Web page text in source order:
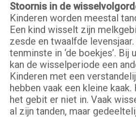
Stoornis in de
Kinderen worden meestal
Een kind wisselt zijn
zesde en twaalfde
tenminste in ‘de boekjes’.
kan de wisselperiode een
Kinderen met een
hebben vaak een kleine
het gebit er niet in. Vaak
al zijn tanden, maar